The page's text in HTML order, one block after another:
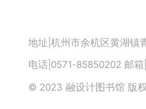
地址|杭州市余杭区黄湖镇
电话|0571-85850202 邮
© 2023 融设计图书馆 版